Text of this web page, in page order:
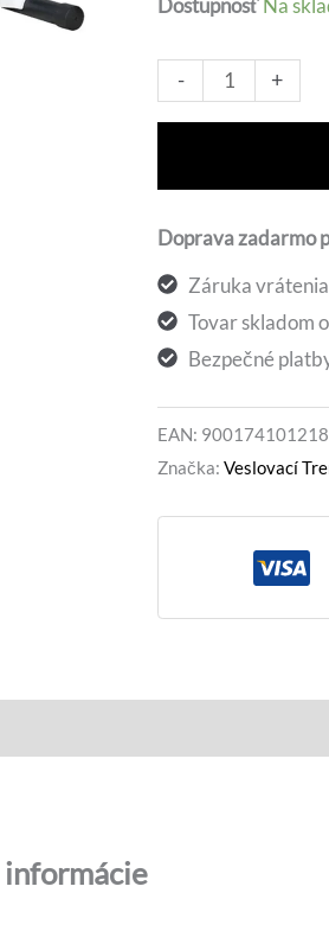
DostupnosťNa
-
množstvo
Spartan
Magnetic
+
Doprava zadarmo
Záruka
Tovar skladom
Bezpečné
EAN:
Značka:Veslovací